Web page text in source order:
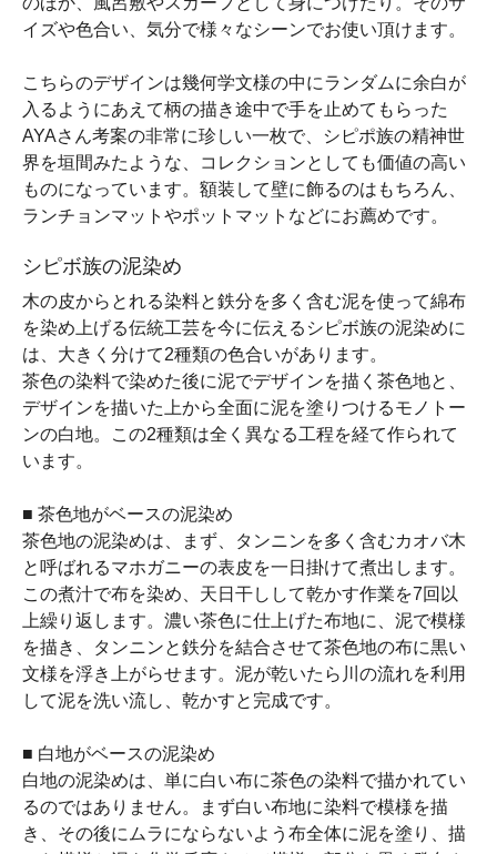
イズや色合い、気分で様々なシーンでお使い頂けます。
こちらのデザインは幾何学文様の中にランダムに余白が
入るようにあえて柄の描き途中で手を止めてもらった
AYAさん考案の非常に珍しい一枚で、シピポ族の精神世
界を垣間みたような、コレクションとしても価値の高い
ものになっています。額装して壁に飾るのはもちろん、
ランチョンマットやポットマットなどにお薦めです。
シピボ族の泥染め
木の皮からとれる染料と鉄分を多く含む泥を使って綿布
を染め上げる伝統工芸を今に伝えるシピボ族の泥染めに
は、大きく分けて2種類の色合いがあります。
茶色の染料で染めた後に泥でデザインを描く茶色地と、
デザインを描いた上から全面に泥を塗りつけるモノトー
ンの白地。この2種類は全く異なる工程を経て作られて
います。
■ 茶色地がベースの泥染め
茶色地の泥染めは、まず、タンニンを多く含むカオバ木
と呼ばれるマホガニーの表皮を一日掛けて煮出します。
この煮汁で布を染め、天日干しして乾かす作業を7回以
上繰り返します。濃い茶色に仕上げた布地に、泥で模様
を描き、タンニンと鉄分を結合させて茶色地の布に黒い
文様を浮き上がらせます。泥が乾いたら川の流れを利用
して泥を洗い流し、乾かすと完成です。
■ 白地がベースの泥染め
白地の泥染めは、単に白い布に茶色の染料で描かれてい
るのではありません。まず白い布地に染料で模様を描
き、その後にムラにならないよう布全体に泥を塗り、描